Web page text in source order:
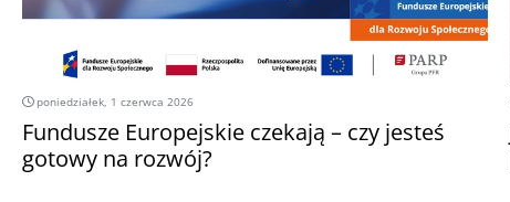
poniedziałek, 1 czerwca 2026
Fundusze Europejskie czekają – czy jesteś
gotowy na rozwój?